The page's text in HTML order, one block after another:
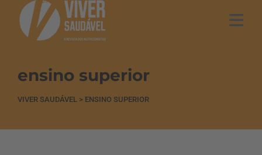
ensino superior
VIVER SAUDÁVEL > ENSINO SUPERIOR